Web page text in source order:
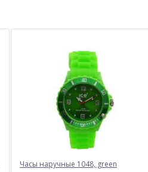
Часы наручные 1048, green